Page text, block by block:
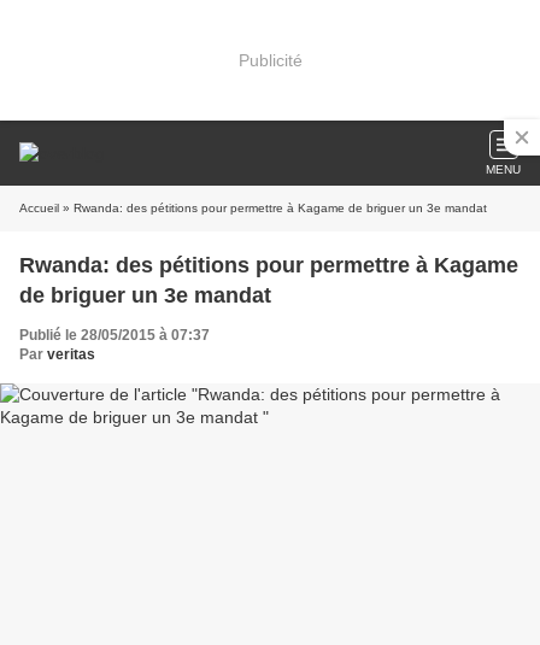
Publicité
MENU
Accueil » Rwanda: des pétitions pour permettre à Kagame de briguer un 3e mandat
Rwanda: des pétitions pour permettre à Kagame
de briguer un 3e mandat
Publié le 28/05/2015 à 07:37
Par veritas